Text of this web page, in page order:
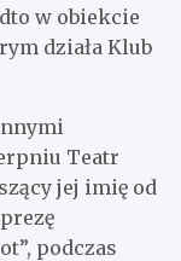
w obiekcie
działa Klub
Teatr
jej imię od
podczas